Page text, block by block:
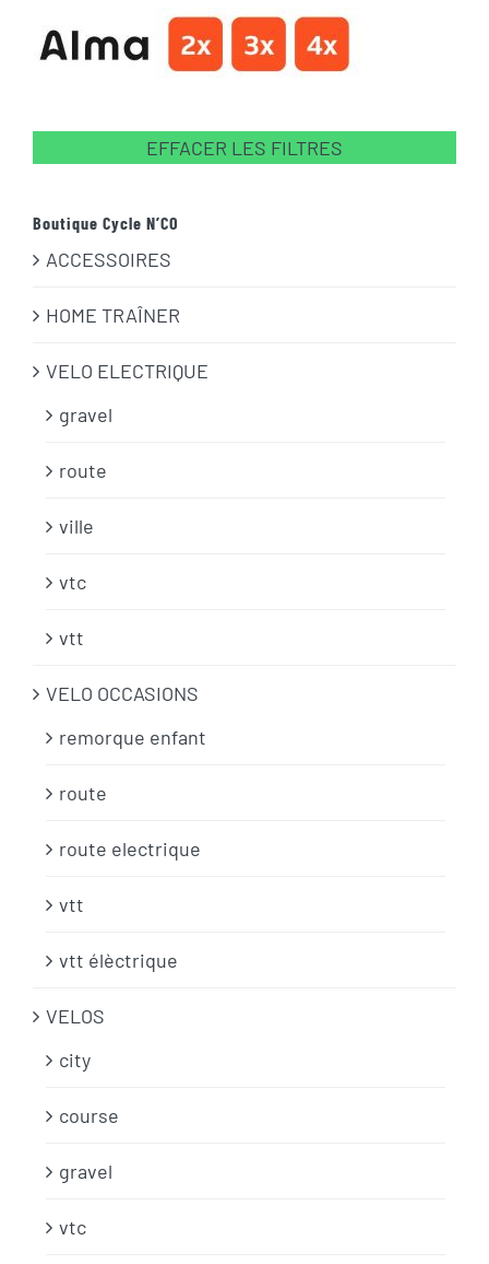
EFFACER LES FILTRES
Boutique Cycle N’CO
ACCESSOIRES
HOME TRAÎNER
VELO ELECTRIQUE
gravel
route
ville
vtc
vtt
VELO OCCASIONS
remorque enfant
route
route electrique
vtt
vtt élèctrique
VELOS
city
course
gravel
vtc